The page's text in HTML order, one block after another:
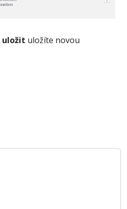
uložit uložíte novou